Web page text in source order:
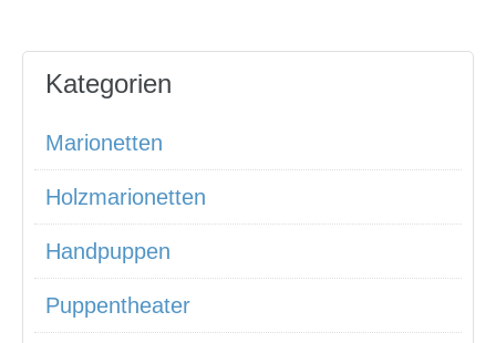
Kategorien
Marionetten
Holzmarionetten
Handpuppen
Puppentheater